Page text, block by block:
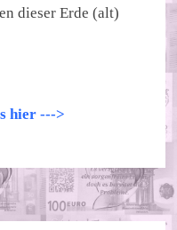
dieser Erde (alt)
hier --->